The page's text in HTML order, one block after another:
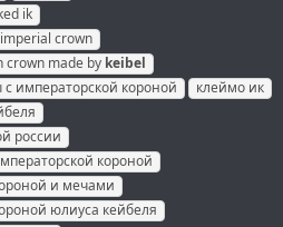
ik
crown
crown made by keibel
императорской короной
клеймо ик
россии
короной
и мечами
юлиуса кейбеля